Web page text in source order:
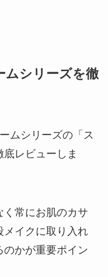
ムシリーズを徹
ムシリーズの「ス
レビューしま
常にお肌のカサ
メイクに取り入れ
のかが重要ポイン